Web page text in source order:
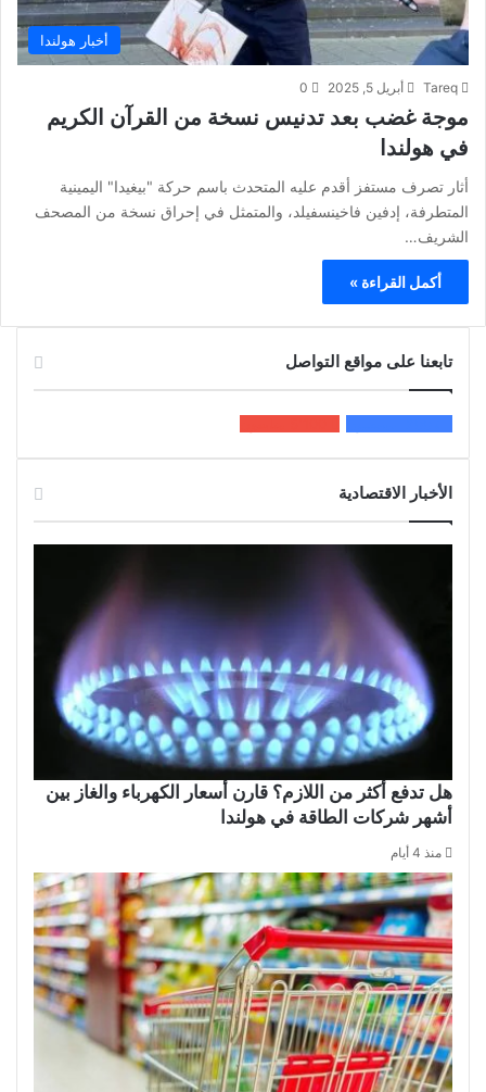
أخبار هولندا
Tareq أبريل 5, 2025 0
موجة غضب بعد تدنيس نسخة من القرآن الكريم
في هولندا
أثار تصرف مستفز أقدم عليه المتحدث باسم حركة "بيغيدا" اليمينية
المتطرفة، إدفين فاخينسفيلد، والمتمثل في إحراق نسخة من المصحف
الشريف…
أكمل القراءة »
تابعنا على مواقع التواصل
الأخبار الاقتصادية
هل تدفع أكثر من اللازم؟ قارن أسعار الكهرباء والغاز بين
أشهر شركات الطاقة في هولندا
منذ 4 أيام